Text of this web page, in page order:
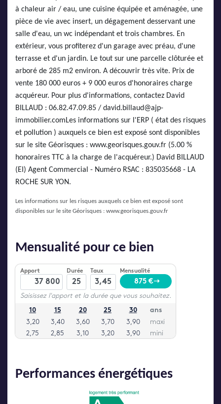
à chaleur air / eau, une cuisine équipée et aménagée, une
pièce de vie avec insert, un dégagement desservant une
salle d'eau, un wc indépendant et trois chambres. En
extérieur, vous profiterez d'un garage avec préau, d'une
terrasse et d'un jardin. Le tout sur une parcelle clôturée et
arboré de 285 m2 environ. A découvrir très vite. Prix de
vente 180 000 euros + 9 000 euros d'honoraires charge
acquéreur. Pour plus d'informations, contactez David
BILLAUD : 06.82.47.09.85 / david.billaud@ajp-
immobilier.comLes informations sur l'ERP ( état des risques
et pollution ) auxquels ce bien est exposé sont disponibles
sur le site Géorisques : www.georisques.gouv.fr (5.00 %
honoraires TTC à la charge de l'acquéreur.) David BILLAUD
(EI) Agent Commercial - Numéro RSAC : 835035668 - LA
ROCHE SUR YON.
Les informations sur les risques auxquels ce bien est exposé sont
disponibles sur le site Géorisques : www.georisques.gouv.fr
Performances énergétiques
Mensualité pour ce bien